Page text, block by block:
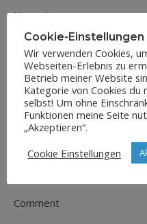
Name*
E-Mail-Adresse*
Comment
Cookie-Einstellungen
Wir verwenden Cookies,
Webseiten-Erlebnis zu
Betrieb meiner Website
Kategorie von Cookies du
selbst! Um ohne
Funktionen meine Seite
„Akzeptieren“.
Cookie Einstellungen